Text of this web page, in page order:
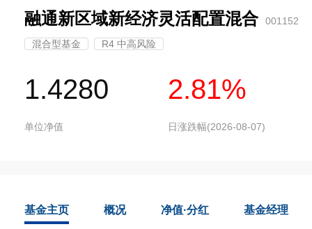
融通新区域新经济灵活配置混合 001152
混合型基金 R4 中高风险
1.4280
单位净值
2.81%
日涨跌幅(2026-08-07)
基金主页 概况 净值·分红 基金经理